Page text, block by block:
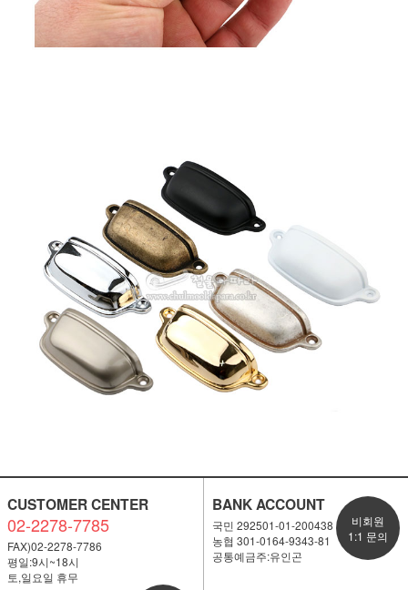
CUSTOMER CENTER
02-2278-7785
FAX)02-2278-7786
평일:9시~18시
토,일요일 휴무
BANK ACCOUNT
국민 292501-01-200438
농협 301-0164-9343-81
공통예금주:유인곤
비회원
1:1 문의